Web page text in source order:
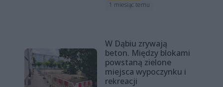
1 miesiąc temu
W Dąbiu zrywają
beton. Między blokami
powstaną zielone
miejsca wypoczynku i
rekreacji